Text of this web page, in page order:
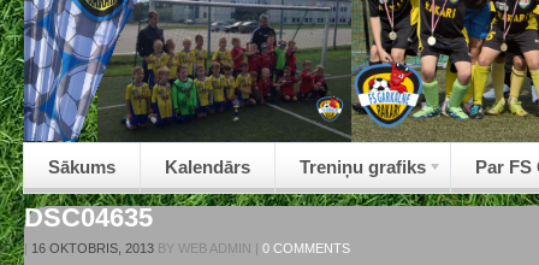
Sākums Kalendārs Treniņu grafiks Par FS
DSC04635
| 16 OKTOBRIS, 2013 BY WEB ADMIN | 0 COMMENTS